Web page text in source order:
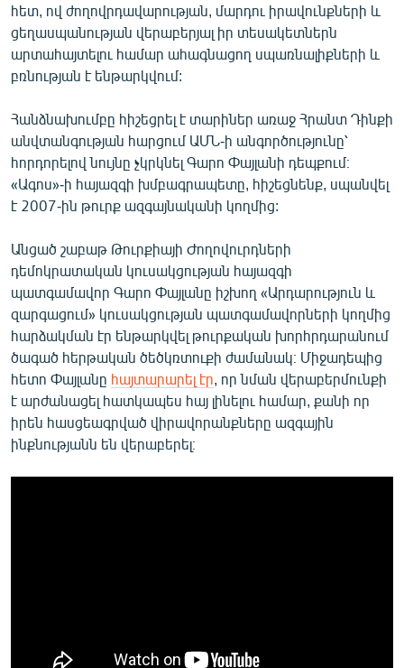
հետ, ով ժողովրդավարության, մարդու իրավունքների և
ցեղասպանության վերաբերյալ իր տեսակետներն
արտահայտելու համար ահագնացող սպառնալիքների և
բռնության է ենթարկվում:
Հանձնախումբը հիշեցրել է տարիներ առաջ Հրանտ Դինքի
անվտանգության հարցում ԱՄՆ-ի անգործությունը՝
հորդորելով նույնը չկրկնել Գարո Փայլանի դեպքում։
«Ագոս»-ի հայազգի խմբագրապետը, հիշեցնենք, սպանվել
է 2007-ին թուրք ազգայնականի կողմից:
Անցած շաբաթ Թուրքիայի Ժողովուրդների
դեմոկրատական կուսակցության հայազգի
պատգամավոր Գարո Փայլանը իշխող «Արդարություն և
զարգացում» կուսակցության պատգամավորների կողմից
հարձակման էր ենթարկվել թուրքական խորհրդարանում
ծագած հերթական ծեծկռտուքի ժամանակ։ Միջադեպից
հետո Փայլանը հայտարարել էր , որ նման վերաբերմունքի
է արժանացել հատկապես հայ լինելու համար, քանի որ
իրեն հասցեագրված վիրավորանքները ազգային
ինքնությանն են վերաբերել։